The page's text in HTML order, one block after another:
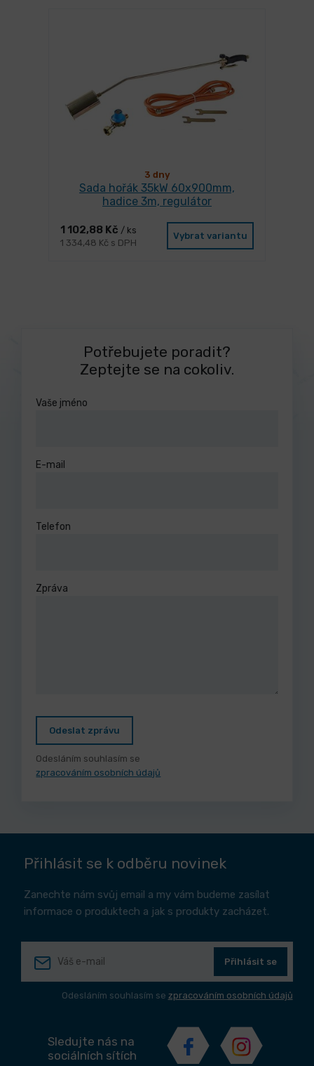
3 dny
Sada hořák 35kW 60x900mm,
hadice 3m, regulátor
1 102,88 Kč / ks
1 334,48 Kč s DPH
Vybrat variantu
Potřebujete poradit?
Zeptejte se na cokoliv.
Vaše jméno
E-mail
Telefon
Zpráva
Odeslat zprávu
Odesláním souhlasím se
zpracováním osobních údajů
Přihlásit se k odběru novinek
Zanechte nám svůj email a my vám budeme zasílat
informace o produktech a jak s produkty zacházet.
Přihlásit se
Odesláním souhlasím se zpracováním osobních údajů
Sledujte nás na
sociálních sítích